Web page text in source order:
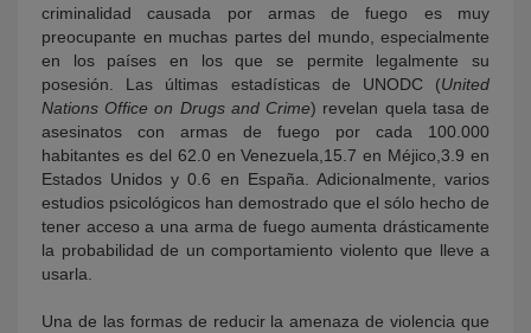
criminalidad causada por armas de fuego es muy
preocupante en muchas partes del mundo, especialmente
en los países en los que se permite legalmente su
posesión. Las últimas estadísticas de UNODC (United
Nations Office on Drugs and Crime) revelan quela tasa de
asesinatos con armas de fuego por cada 100.000
habitantes es del 62.0 en Venezuela,15.7 en Méjico,3.9 en
Estados Unidos y 0.6 en España. Adicionalmente, varios
estudios psicológicos han demostrado que el sólo hecho de
tener acceso a una arma de fuego aumenta drásticamente
la probabilidad de un comportamiento violento que lleve a
usarla.
Una de las formas de reducir la amenaza de violencia que